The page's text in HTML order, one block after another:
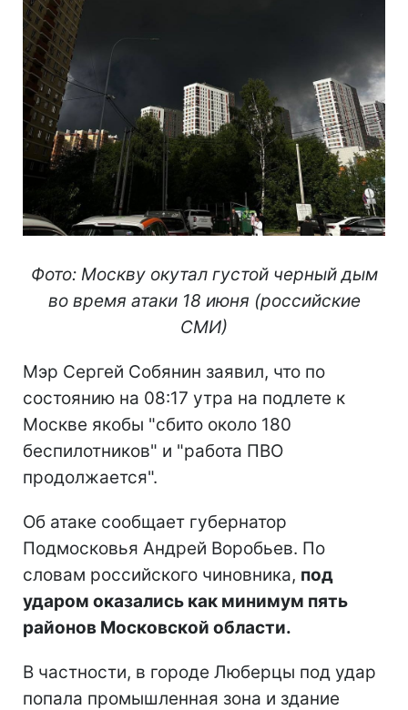
Фото: Москву окутал густой черный дым
во время атаки 18 июня (российские
СМИ)
Мэр Сергей Собянин заявил, что по
состоянию на 08:17 утра на подлете к
Москве якобы "сбито около 180
беспилотников" и "работа ПВО
продолжается".
Об атаке сообщает губернатор
Подмосковья Андрей Воробьев. По
словам российского чиновника, под
ударом оказались как минимум пять
районов Московской области.
В частности, в городе Люберцы под удар
попала промышленная зона и здание